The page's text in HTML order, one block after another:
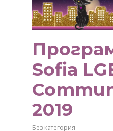
Sofia
2019
Без категория